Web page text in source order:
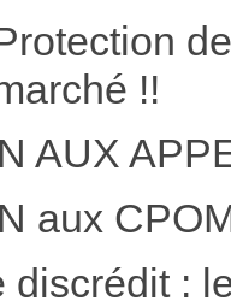
!!
AUX
aux
discrédit :